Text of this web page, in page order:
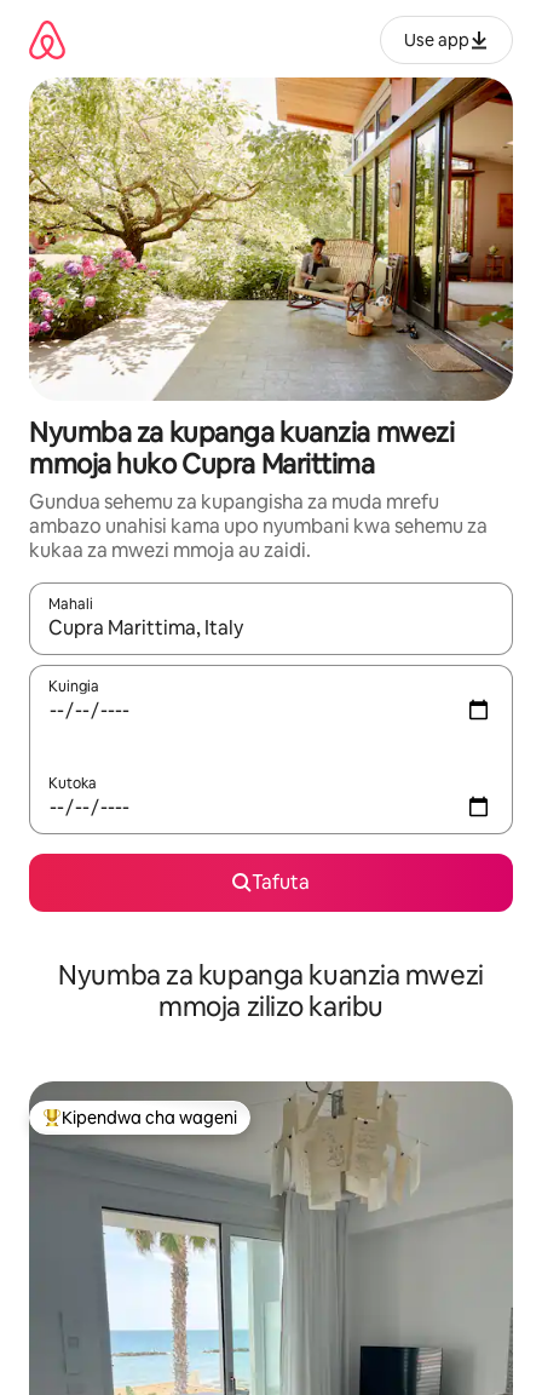
kwenda
kwenye
maudhui
Use app
Nyumba za kupanga kuanzia mwezi
mmoja huko Cupra Marittima
Gundua sehemu za kupangisha za muda mrefu
ambazo unahisi kama upo nyumbani kwa sehemu za
kukaa za mwezi mmoja au zaidi.
Mahali
Wakati matokeo yanapatikana, vinjari kwa kutumia vitufe vya
Kuingia
Kutoka
Tafuta
Nyumba za kupanga kuanzia mwezi
mmoja zilizo karibu
Kipendwa maarufu cha wageni
Kipendwa cha wageni